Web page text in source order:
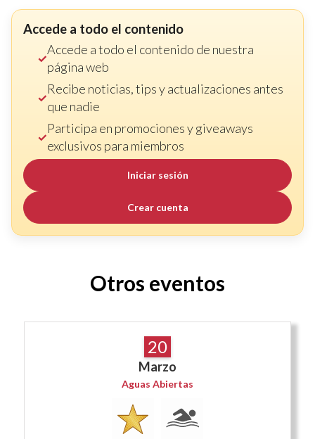
Accede a todo el contenido
Accede a todo el contenido de nuestra
página web
Recibe noticias, tips y actualizaciones antes
que nadie
Participa en promociones y giveaways
exclusivos para miembros
Iniciar sesión
Crear cuenta
Otros eventos
20
Marzo
Aguas Abiertas